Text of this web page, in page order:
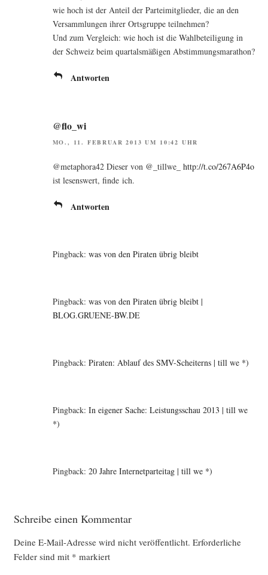
wie hoch ist der Anteil der Par­tei­mit­glie­der, die an den
Ver­samm­lun­gen ihrer Orts­grup­pe teilnehmen?
Und zum Ver­gleich: wie hoch ist die Wahl­be­tei­li­gung in
der Schweiz beim quar­tals­mä­ßi­gen Abstimmungsmarathon?
Antworten
@flo_wi
MO., 11. FEBRUAR 2013 UM 10:42 UHR
@metaphora42 Die­ser von @_tillwe_ http://t.co/267A6P4o
ist lesens­wert, fin­de ich.
Antworten
Pingback: was von den Piraten übrig bleibt
Pingback: was von den Piraten übrig bleibt |
BLOG.GRUENE-BW.DE
Pingback: Piraten: Ablauf des SMV-Scheiterns | till we *)
Pingback: In eigener Sache: Leistungsschau 2013 | till we
*)
Pingback: 20 Jahre Internetparteitag | till we *)
Schreibe einen Kommentar
Deine E-Mail-Adresse wird nicht veröffentlicht. Erforderliche
Felder sind mit * markiert